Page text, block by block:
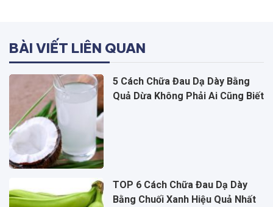
BÀI VIẾT LIÊN QUAN
5 Cách Chữa Đau Dạ Dày Bằng
Quả Dừa Không Phải Ai Cũng Biết
TOP 6 Cách Chữa Đau Dạ Dày
Bằng Chuối Xanh Hiệu Quả Nhất